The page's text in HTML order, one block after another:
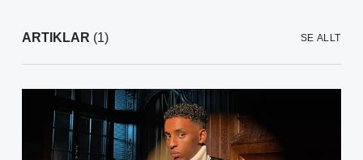
ARTIKLAR (1) SE ALLT